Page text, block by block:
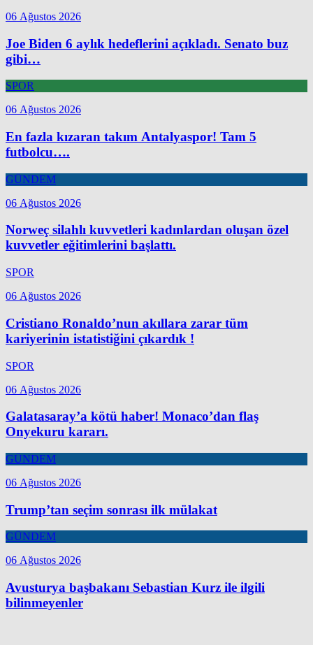
06 Ağustos 2026
Joe Biden 6 aylık hedeflerini açıkladı. Senato buz
gibi…
SPOR
06 Ağustos 2026
En fazla kızaran takım Antalyaspor! Tam 5
futbolcu….
GÜNDEM
06 Ağustos 2026
Norweç silahlı kuvvetleri kadınlardan oluşan özel
kuvvetler eğitimlerini başlattı.
SPOR
06 Ağustos 2026
Cristiano Ronaldo’nun akıllara zarar tüm
kariyerinin istatistiğini çıkardık !
SPOR
06 Ağustos 2026
Galatasaray’a kötü haber! Monaco’dan flaş
Onyekuru kararı.
GÜNDEM
06 Ağustos 2026
Trump’tan seçim sonrası ilk mülakat
GÜNDEM
06 Ağustos 2026
Avusturya başbakanı Sebastian Kurz ile ilgili
bilinmeyenler